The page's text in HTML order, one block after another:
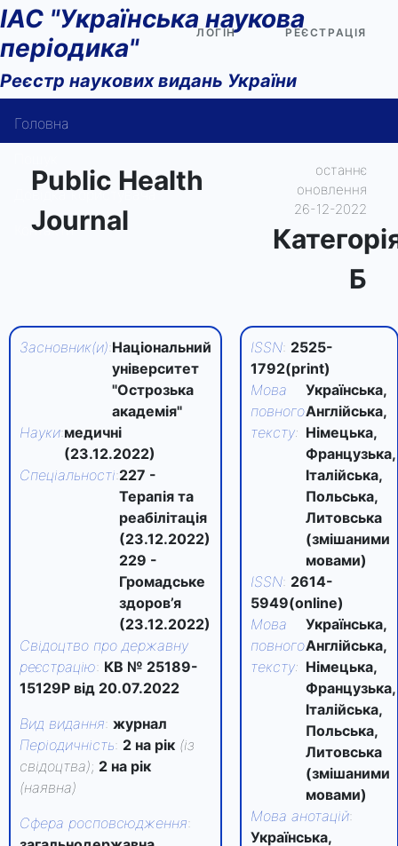
ІАС "Українська наукова
періодика"
Реєстр наукових видань України
ЛОГІН РЕЄСТРАЦІЯ
Головна
Довідка користувача
Контакти
Public Health
Journal
останнє
оновлення
26-12-2022
Б
Засновник(и):Національний
університет
"Острозька
академія"
Науки:медичні
(23.12.2022)
Спеціальності:227 -
Терапія та
реабілітація
(23.12.2022)
229 -
Громадське
здоров’я
(23.12.2022)
Свідоцтво про державну
реєстрацію: КВ № 25189-
15129Р від 20.07.2022
Вид видання: журнал
Періодичність: 2 на рік (із
свідоцтва); 2 на рік
(наявна)
Сфера росповсюдження:
ISSN: 2525-
1792(print)
Мова
повного
тексту:
Українська,
Англійська,
Німецька,
Французька,
Італійська,
Польська,
Литовська
(змішаними
мовами)
ISSN: 2614-
5949(online)
Мова
повного
тексту:
Українська,
Англійська,
Німецька,
Французька,
Італійська,
Польська,
Литовська
(змішаними
мовами)
Мова анотацій:
Українська,